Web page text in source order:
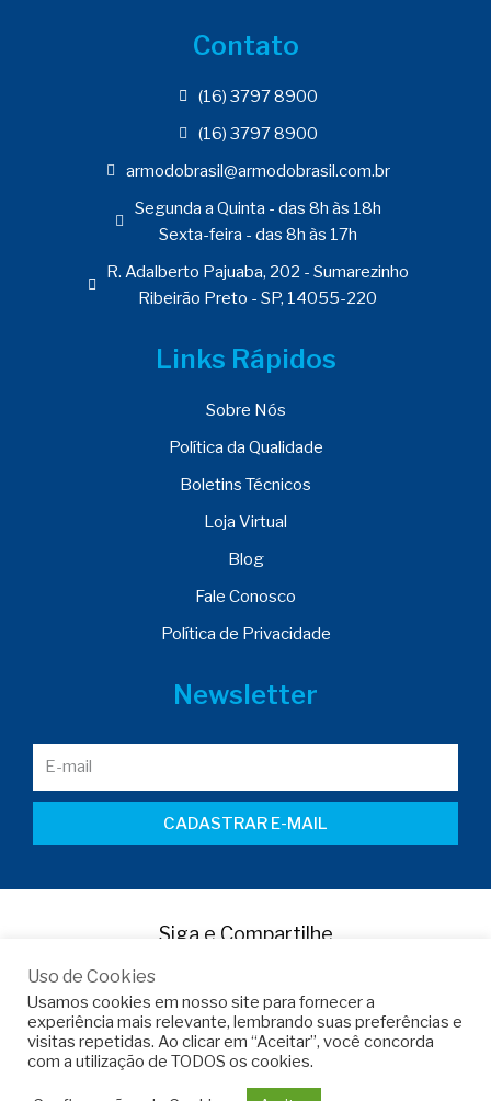
Contato
(16) 3797 8900
(16) 3797 8900
armodobrasil@armodobrasil.com.br
Segunda a Quinta - das 8h às 18h
Sexta-feira - das 8h às 17h
R. Adalberto Pajuaba, 202 - Sumarezinho
Ribeirão Preto - SP, 14055-220
Links Rápidos
Sobre Nós
Política da Qualidade
Boletins Técnicos
Loja Virtual
Blog
Fale Conosco
Política de Privacidade
Newsletter
CADASTRAR E-MAIL
Siga e Compartilhe
Copyright © 2022 -Armo do Brasil
Uso de Cookies
Usamos cookies em nosso site para fornecer a
experiência mais relevante, lembrando suas preferências e
visitas repetidas. Ao clicar em “Aceitar”, você concorda
com a utilização de TODOS os cookies.